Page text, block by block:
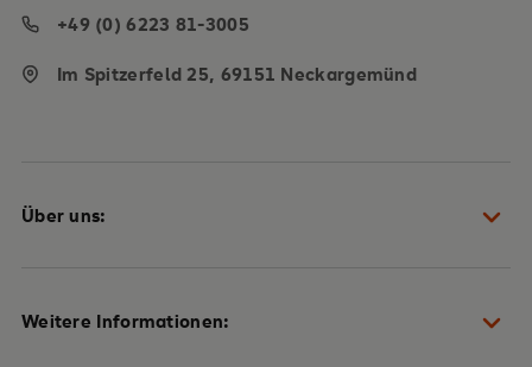
Über uns:
Weitere Informationen:
+49 (0) 6223 81-3005
Im Spitzerfeld 25, 69151 Neckargemünd